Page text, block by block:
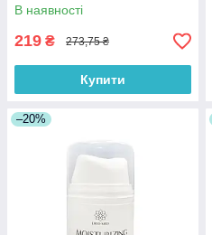
В наявності
219 ₴ 273,75 ₴
Купити
–20%